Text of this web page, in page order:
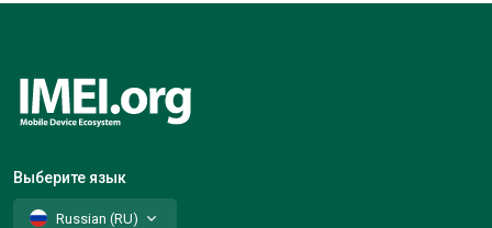
Выберите язык
Russian (RU)